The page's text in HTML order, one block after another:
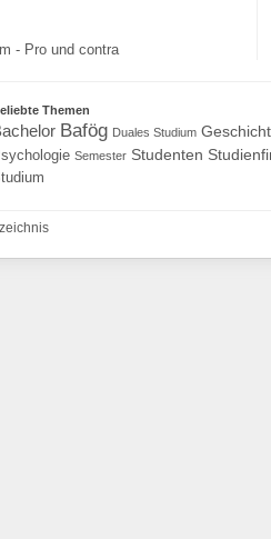
- Pro und contra
Themen
Bafög Duales Studium
Semester Studenten